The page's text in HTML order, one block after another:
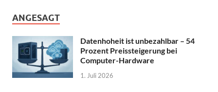
ANGESAGT
Datenhoheit ist unbezahlbar – 54
Prozent Preissteigerung bei
Computer-Hardware
1. Juli 2026